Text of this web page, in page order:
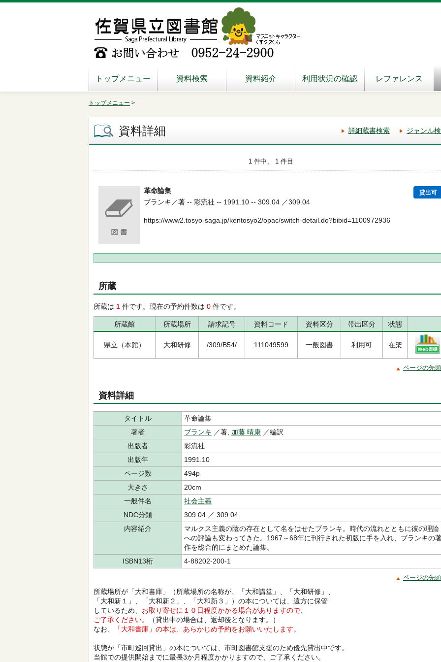
トップメニュー 資料検索 資料紹介 利用状況の確認 レファレンス
トップメニュー >
資料詳細 詳細蔵書検索 ジャンル
1 件中、 1 件目
革命論集 貸出可
ブランキ／著 -- 彩流社 -- 1991.10 -- 309.04 ／309.04
https://www2.tosyo-saga.jp/kentosyo2/opac/switch-detail.do?bibid=1100972936
所蔵
所蔵は 1 件です。現在の予約件数は 0 件です。
所蔵館 所蔵場所 請求記号 資料コード 資料区分 帯出区分 状態
県立（本館） 大和研修 /309/B54/ 111049599 一般図書 利用可 在架
ページの先
資料詳細
タイトル
革命論集
著者
ブランキ ／著, 加藤 晴康 ／編訳
出版者
彩流社
出版年
1991.10
ページ数
494p
大きさ
20cm
一般件名
社会主義
NDC分類
309.04 ／ 309.04
内容紹介
マルクス主義の陰の存在として名をはせたブランキ。時代の流れとともに彼の理論
への評論も変わってきた。1967～68年に刊行された初版に手を入れ、ブランキの
作を総合的にまとめた論集。
ISBN13桁
4-88202-200-1
ページの先
所蔵場所が「大和書庫」（所蔵場所の名称が、「大和講堂」、「大和研修」、
「大和新１」、「大和新２」、「大和新３」）の本については、遠方に保管
しているため、 お取り寄せに１０日程度かかる場合がありますので、
ご了承ください。
（貸出中の場合は、返却後となります。）
なお、
「大和書庫」の本は、あらかじめ予約をお願いいたします。
状態が「市町巡回貸出」の本については、市町図書館支援のため優先貸出中です。
当館での提供開始までに最長3か月程度かかりますので、ご了承ください。